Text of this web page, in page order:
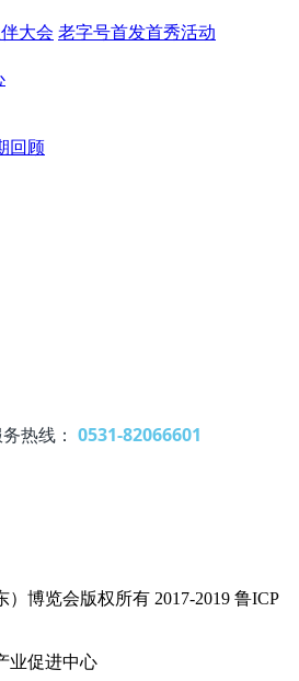
大会 老字号首发首秀活动
回顾
热线： 0531-82066601
博览会版权所有 2017-2019 鲁ICP
业促进中心